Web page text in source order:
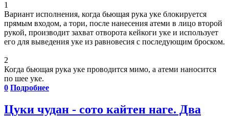
1
Вариант исполнения, когда бьющая рука уке блокируется
прямым входом, а тори, после нанесения атеми в лицо второй
рукой, производит захват отворота кейкоги уке и использует
его для выведения уке из равновесия с последующим броском.
2
Когда бьющая рука уке проводится мимо, а атеми наносится
по шее уке.
0 Подробнее
Цуки чудан - сото кайтен наге. Два